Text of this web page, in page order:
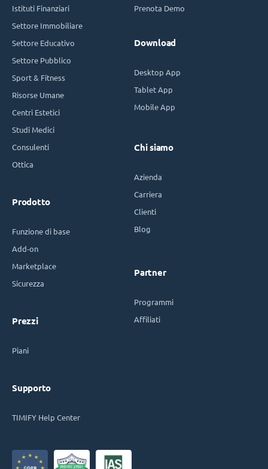
Istituti Finanziari
Settore Immobiliare
Settore Educativo
Settore Pubblico
Sport & Fitness
Risorse Umane
Centri Estetici
Studi Medici
Consulenti
Ottica
Prodotto
Funzione di base
Add-on
Marketplace
Sicurezza
Prezzi
Piani
Supporto
TIMIFY Help Center
Prenota Demo
Download
Desktop App
Tablet App
Mobile App
Chi siamo
Azienda
Carriera
Clienti
Blog
Partner
Programmi
Affiliati